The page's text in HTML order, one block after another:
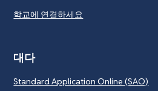
학교에 연결하세요
대다
Standard Application Online (SAO)